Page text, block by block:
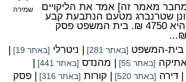
שמירה
מאמר זה] אמד את הליקויים
₪. רונן שטרנברג מטעם הנתבעת קבע
כי עלות התיקונים היא 4750 ₪. בית המשפט פסק
בית-המשפט [באתר 281] | ניטרלי [באתר 19]
|
[באתר 55] | מהנדס [באתר 441]
|
| דירה [באתר 520] | קורות [באתר 316]
| פסק